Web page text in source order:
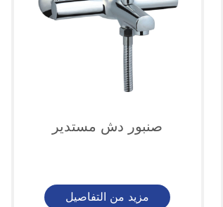
صنبور دش مستدير
مزيد من التفاصيل